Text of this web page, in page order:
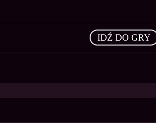
IDŹ DO GRY